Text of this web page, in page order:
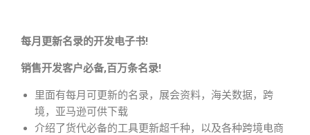
每月更新名录的开发电子书!
销售开发客户必备,百万条名录!
里面有每月可更新的名录，展会资料，海关数据，跨
境，亚马逊可供下载
介绍了货代必备的工具更新超千种，以及各种跨境电商